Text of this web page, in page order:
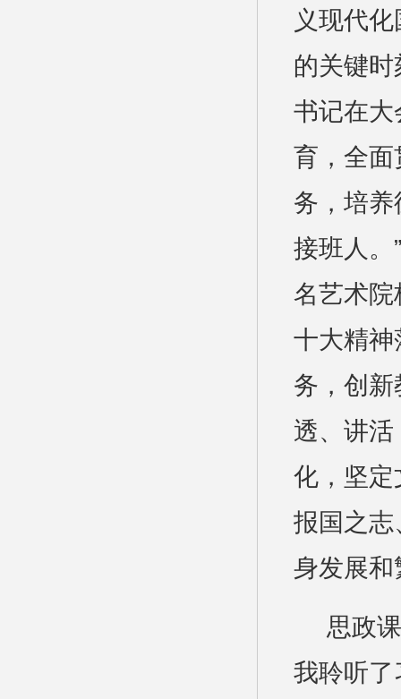
义现代
的关键
书记在大
育，全
务，培
接班人。
名艺术
十大精
务，创
透、讲
化，坚
报国之
身发展
思政
我聆听